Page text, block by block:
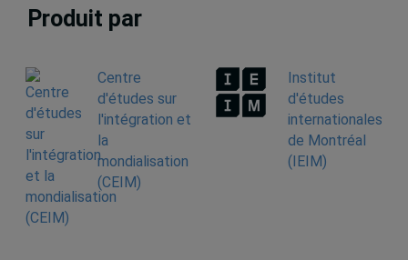
Produit par
Centre
d'études sur
l'intégration et
la
mondialisation
(CEIM)
Institut
d'études
internationales
de Montréal
(IEIM)